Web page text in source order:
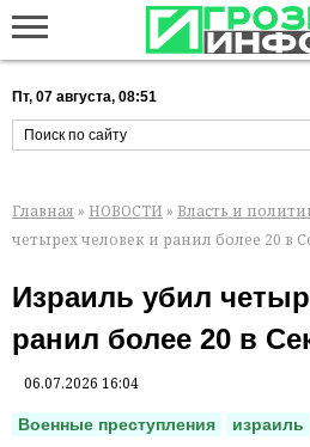
Пт, 07 августа, 08:51
Главная » НОВОСТИ » Власть и
четырех человек и ранил более 20 в
Израиль убил
ранил более 20 в
06.07.2026 16:04
Военные преступления израиль